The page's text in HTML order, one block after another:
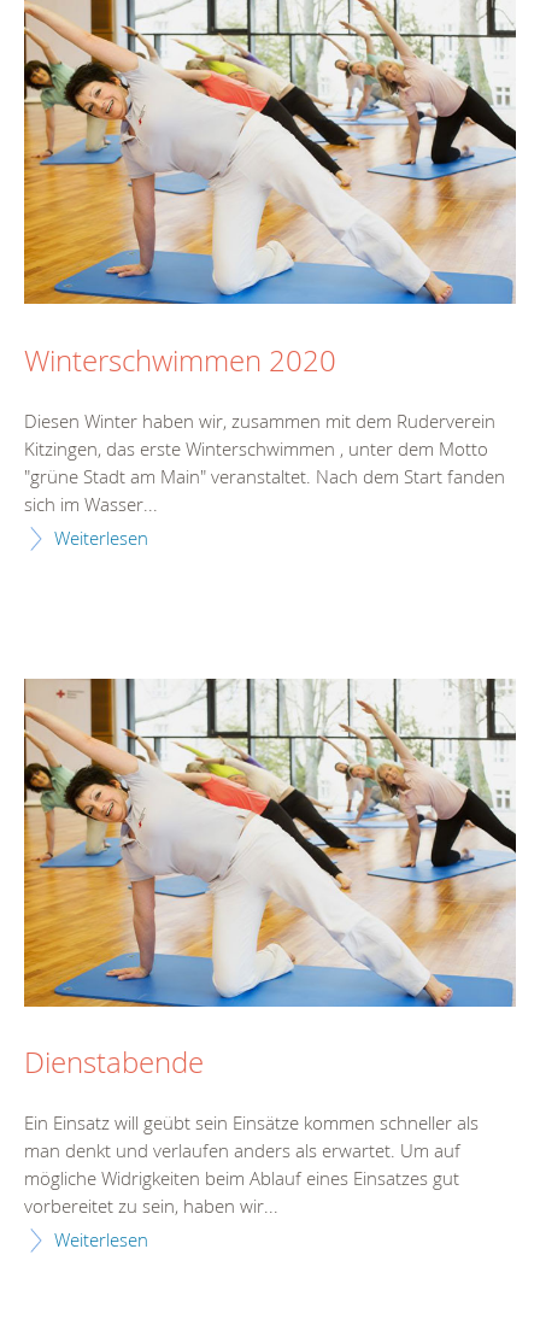
Winterschwimmen 2020
Diesen Winter haben wir, zusammen mit dem Ruderverein
Kitzingen, das erste Winterschwimmen , unter dem Motto
"grüne Stadt am Main" veranstaltet. Nach dem Start fanden
sich im Wasser...
Weiterlesen
Dienstabende
Ein Einsatz will geübt sein Einsätze kommen schneller als
man denkt und verlaufen anders als erwartet. Um auf
mögliche Widrigkeiten beim Ablauf eines Einsatzes gut
vorbereitet zu sein, haben wir...
Weiterlesen